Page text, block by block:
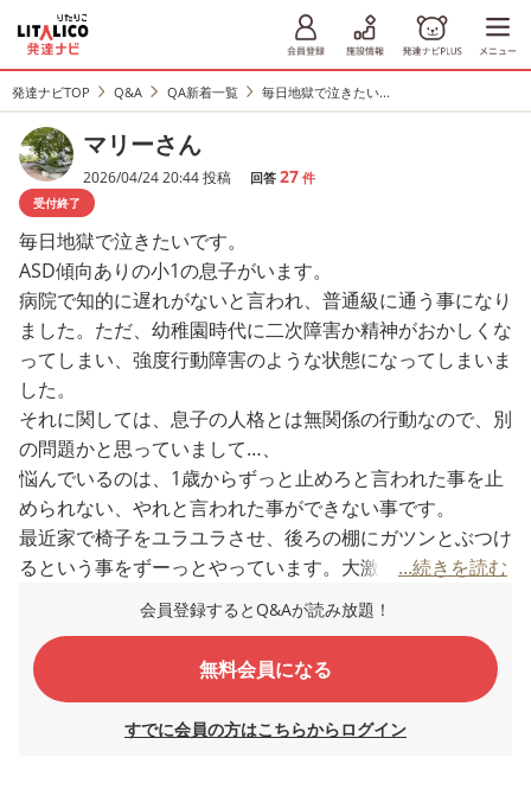
発達ナビTOP Q&A QA新着一覧 毎日地獄で泣きたい...
マリーさん
2026/04/24 20:44 投稿 回答 27 件
受付終了
毎日地獄で泣きたいです。
ASD傾向ありの小1の息子がいます。
病院で知的に遅れがないと言われ、普通級に通う事になり
ました。ただ、幼稚園時代に二次障害か精神がおかしくな
ってしまい、強度行動障害のような状態になってしまいま
した。
それに関しては、息子の人格とは無関係の行動なので、別
の問題かと思っていまして…、
悩んでいるのは、1歳からずっと止めろと言われた事を止
められない、やれと言われた事ができない事です。
最近家で椅子をユラユラさせ、後ろの棚にガツンとぶつけ
るという事をずーっとやっています。大激怒して注意して
も、数十秒後に椅子に戻っています。
学校も付き添って行っているのですが、もう2週間経つの
に、今自分が何をすべきか全く分かりません。
朝学校に着いてもぼーっと上の空。靴を上履きに履き替え
るのもよく分かっていません。
ランドセルの中身を道具箱にしまう、テーブルクロス袋を
...続きを読む
会員登録するとQ&Aが読み放題！
無料会員になる
すでに会員の方はこちらからログイン